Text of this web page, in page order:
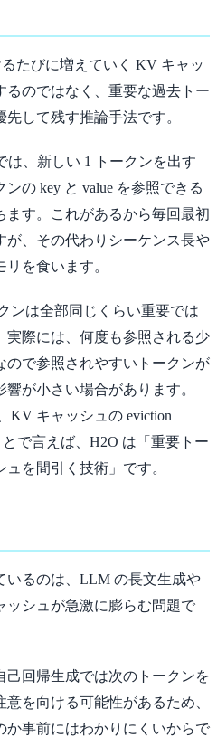
たびに増えていく KV キャッ
るのではなく、重要な過去トー
して残す推論手法です。
は、新しい 1 トークンを出す
の key と value を参照できる
ます。これがあるから毎回最初
が、その代わりシーケンス長や
を食います。
ンは全部同じくらい重要では
実際には、何度も参照される少
ので参照されやすいトークンが
が小さい場合があります。
KV キャッシュの eviction
で言えば、H2O は「重要トー
を間引く技術」です。
いるのは、LLM の長文生成や
ッシュが急激に膨らむ問題で
回帰生成では次のトークンを
を向ける可能性があるため、
か事前にはわかりにくいからで